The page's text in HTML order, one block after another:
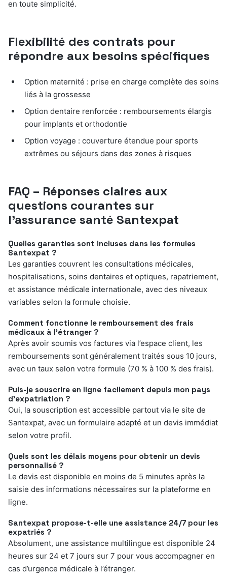
en toute simplicité.
Flexibilité des contrats pour
répondre aux besoins spécifiques
Option maternité : prise en charge complète des soins
liés à la grossesse
Option dentaire renforcée : remboursements élargis
pour implants et orthodontie
Option voyage : couverture étendue pour sports
extrêmes ou séjours dans des zones à risques
FAQ – Réponses claires aux
questions courantes sur
l’assurance santé Santexpat
Quelles garanties sont incluses dans les formules
Santexpat ?
Les garanties couvrent les consultations médicales,
hospitalisations, soins dentaires et optiques, rapatriement,
et assistance médicale internationale, avec des niveaux
variables selon la formule choisie.
Comment fonctionne le remboursement des frais
médicaux à l’étranger ?
Après avoir soumis vos factures via l’espace client, les
remboursements sont généralement traités sous 10 jours,
avec un taux selon votre formule (70 % à 100 % des frais).
Puis-je souscrire en ligne facilement depuis mon pays
d’expatriation ?
Oui, la souscription est accessible partout via le site de
Santexpat, avec un formulaire adapté et un devis immédiat
selon votre profil.
Quels sont les délais moyens pour obtenir un devis
personnalisé ?
Le devis est disponible en moins de 5 minutes après la
saisie des informations nécessaires sur la plateforme en
ligne.
Santexpat propose-t-elle une assistance 24/7 pour les
expatriés ?
Absolument, une assistance multilingue est disponible 24
heures sur 24 et 7 jours sur 7 pour vous accompagner en
cas d’urgence médicale à l’étranger.